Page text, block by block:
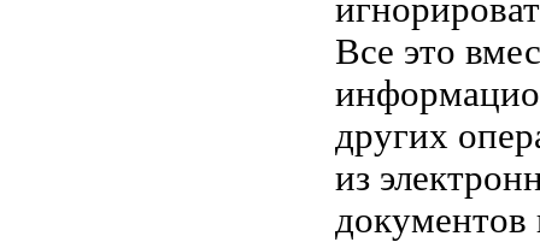
Все это
других
из
документов